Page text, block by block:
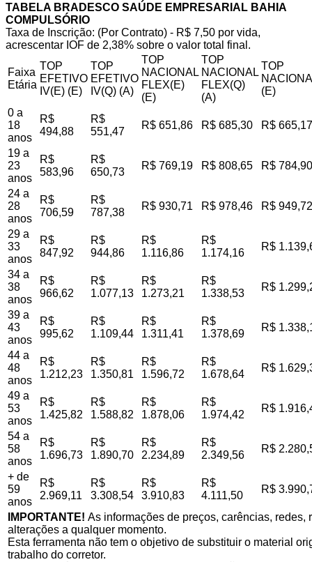
TABELA BRADESCO SAÚDE EMPRESARIAL BAHIA
COMPULSÓRIO
Taxa de Inscrição: (Por Contrato) - R$ 7,50 por vida,
acrescentar IOF de 2,38% sobre o valor total final.
Faixa
Etária
TOP
EFETIVO
IV(E) (E)
TOP
EFETIVO
IV(Q) (A)
TOP
NACIONAL
FLEX(E)
(E)
TOP
NACIONAL
FLEX(Q)
(A)
TOP
(E)
0 a
18
anos
R$
494,88
R$
551,47
R$ 651,86 R$ 685,30 R$ 665,17
19 a
23
anos
R$
583,96
R$
650,73
R$ 769,19 R$ 808,65 R$ 784,90
24 a
28
anos
R$
706,59
R$
787,38
R$ 930,71 R$ 978,46 R$ 949,72
29 a
33
anos
R$
847,92
R$
944,86
R$
1.116,86
R$
1.174,16
R$
34 a
38
anos
R$
966,62
R$
1.077,13
R$
1.273,21
R$
1.338,53
R$
39 a
43
anos
R$
995,62
R$
1.109,44
R$
1.311,41
R$
1.378,69
R$
44 a
48
anos
R$
1.212,23
R$
1.350,81
R$
1.596,72
R$
1.678,64
R$
49 a
53
anos
R$
1.425,82
R$
1.588,82
R$
1.878,06
R$
1.974,42
R$
54 a
58
anos
R$
1.696,73
R$
1.890,70
R$
2.234,89
R$
2.349,56
R$
+ de
59
anos
R$
2.969,11
R$
3.308,54
R$
3.910,83
R$
4.111,50
R$
IMPORTANTE! As informações de preços, carências,
alterações a qualquer momento.
Esta ferramenta não tem o objetivo de substituir o material
trabalho do corretor.